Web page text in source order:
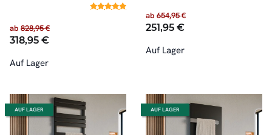
ab 828,95 €
318,95 €
Auf Lager
ab 654,95 €
251,95 €
Auf Lager
AUF LAGER AUF LAGER